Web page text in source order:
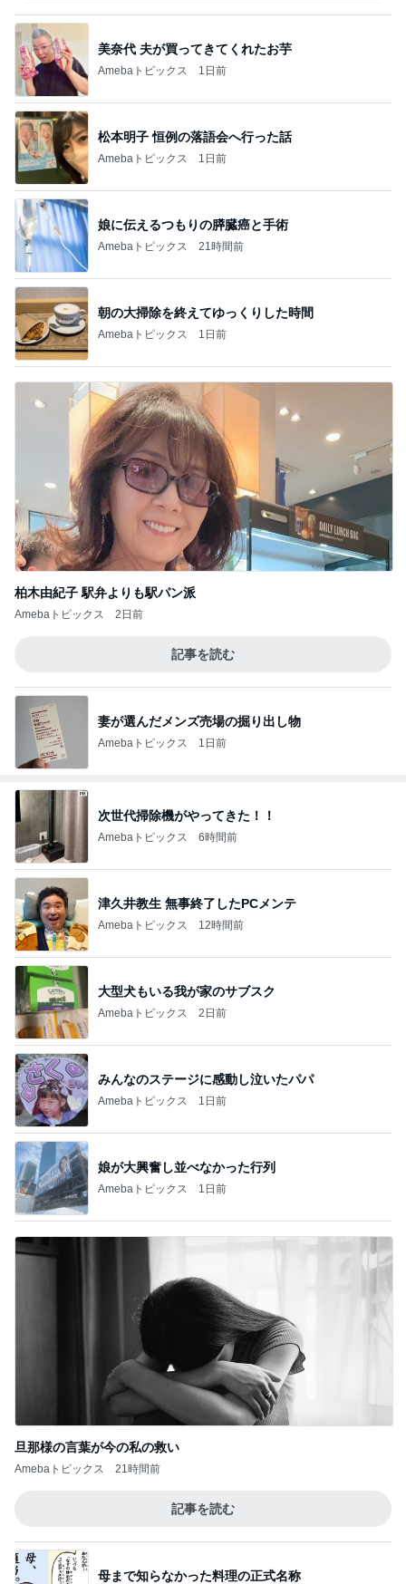
美奈代 夫が買ってきてくれたお芋
Amebaトピックス 1日前
松本明子 恒例の落語会へ行った話
Amebaトピックス 1日前
娘に伝えるつもりの膵臓癌と手術
Amebaトピックス 21時間前
朝の大掃除を終えてゆっくりした時間
Amebaトピックス 1日前
柏木由紀子 駅弁よりも駅パン派
Amebaトピックス 2日前
記事を読む
妻が選んだメンズ売場の掘り出し物
Amebaトピックス 1日前
次世代掃除機がやってきた！！
Amebaトピックス 6時間前
津久井教生 無事終了したPCメンテ
Amebaトピックス 12時間前
大型犬もいる我が家のサブスク
Amebaトピックス 2日前
みんなのステージに感動し泣いたパパ
Amebaトピックス 1日前
娘が大興奮し並べなかった行列
Amebaトピックス 1日前
旦那様の言葉が今の私の救い
Amebaトピックス 21時間前
記事を読む
母まで知らなかった料理の正式名称